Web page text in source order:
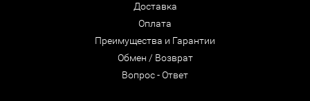
Доставка
Оплата
Преимущества и Гарантии
Обмен / Возврат
Вопрос - Ответ